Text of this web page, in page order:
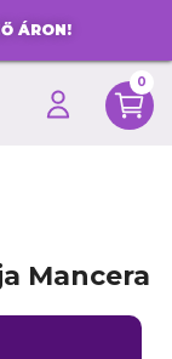
ÁRON!
0
Mancera